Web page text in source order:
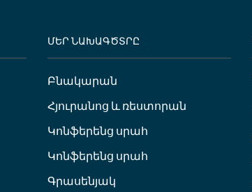
ՄԵՐ ՆԱԽԱԳԾՏՐԸ
Բնակարան
Հյուրանոց և ռեստորան
Կոնֆերենց սրահ
Կոնֆերենց սրահ
Գրասենյակ